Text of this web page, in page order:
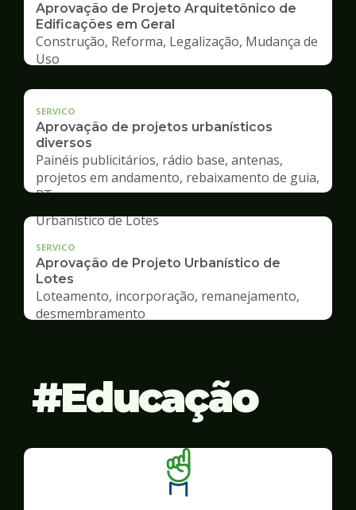
Aprovação de Projeto Arquitetônico de
Edificações em Geral
Construção, Reforma, Legalização, Mudança de
Uso
SERVICO
Aprovação de projetos urbanísticos
diversos
Painéis publicitários, rádio base, antenas,
projetos em andamento, rebaixamento de guia,
RT
SERVICO
Aprovação de Projeto Urbanístico de
Lotes
Loteamento, incorporação, remanejamento,
desmembramento
Educação